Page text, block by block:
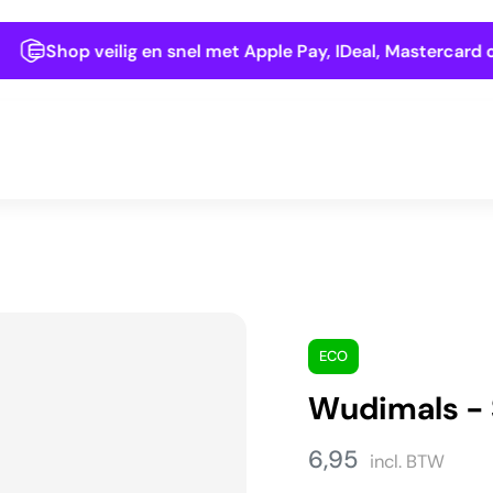
Shop veilig en snel met Apple Pay, IDeal, Mastercard of
ECO
Wudimals -
6,95 incl. BTW